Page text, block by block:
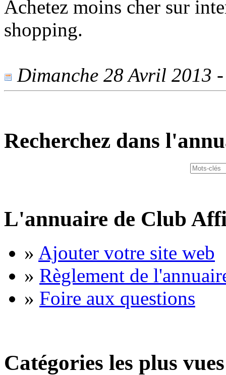
Achetez moins cher sur
shopping.
Dimanche 28 Avril 2013
Recherchez dans
L'annuaire de Club
» Ajouter votre site web
» Règlement de
» Foire aux questions
Catégories les plus vues